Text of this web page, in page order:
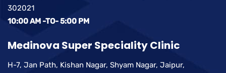
302021
10:00 AM -TO- 5:00 PM
Medinova Super Speciality Clinic
H-7, Jan Path, Kishan Nagar, Shyam Nagar, Jaipur,